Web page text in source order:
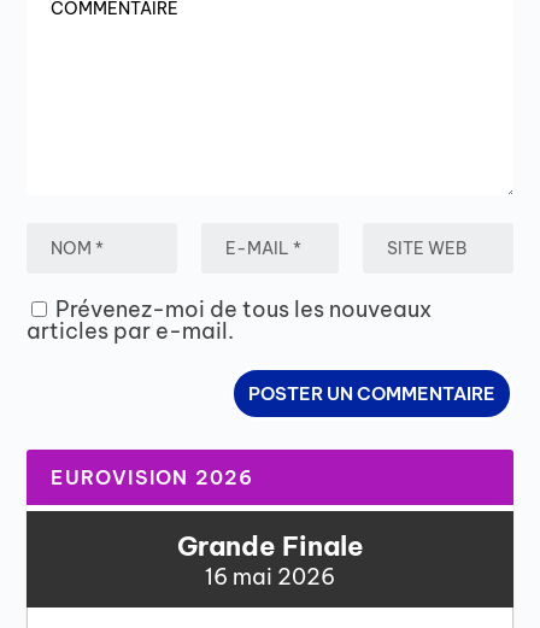
Prévenez-moi de tous les nouveaux
articles par e-mail.
EUROVISION 2026
Grande Finale
16 mai 2026